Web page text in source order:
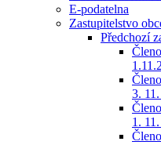
E-podatelna
Zastupitelstvo
Předchozí
3.
1.